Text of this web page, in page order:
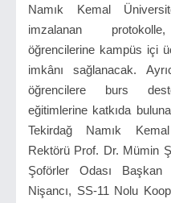
Namık Kemal
imzalanan
öğrencilerine kampüs içi
imkânı sağlanacak.
öğrencilere burs
eğitimlerine katkıda
Tekirdağ Namık
Rektörü Prof. Dr. Mümin
Şoförler Odası Başkan
Nişancı, SS-11 Nolu